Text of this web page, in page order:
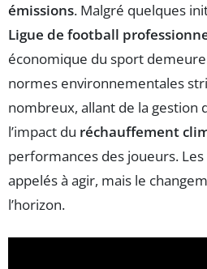
émissions. Malgré quelques
Ligue de football
économique du sport
normes environnementales
nombreux, allant de la gestion
l’impact du réchauffement
performances des joueurs.
appelés à agir, mais le
l’horizon.